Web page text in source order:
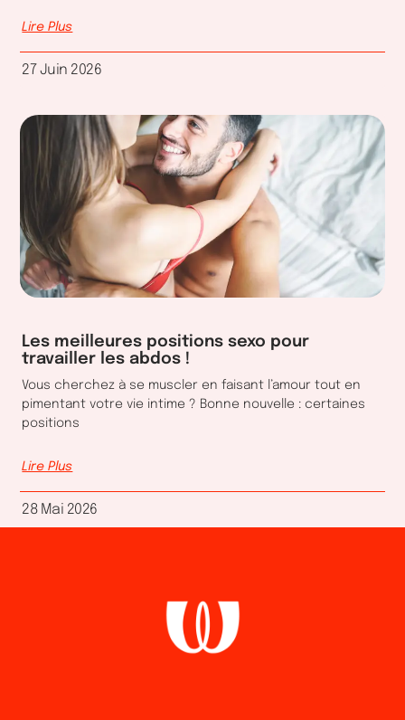
Lire Plus
27 Juin 2026
Les meilleures positions sexo pour
travailler les abdos !
Vous cherchez à se muscler en faisant l’amour tout en
pimentant votre vie intime ? Bonne nouvelle : certaines
positions
Lire Plus
28 Mai 2026